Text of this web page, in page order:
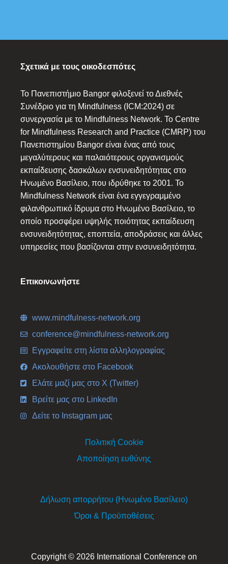
Σχετικά με τους οικοδεσπότες
Το Πανεπιστήμιο Bangor φιλοξενεί το Διεθνές
Συνέδριο για τη Mindfulness (ICM:2024) σε
συνεργασία με το Mindfulness Network. Το Centre
for Mindfulness Research and Practice (CMRP) του
Πανεπιστημίου Bangor είναι ένας από τους
μεγαλύτερους και παλαιότερους οργανισμούς
εκπαίδευσης δασκάλων ενσυνειδητότητας στο
Ηνωμένο Βασίλειο, που ιδρύθηκε το 2001. Το
Mindfulness Network είναι ένα εγγεγραμμένο
φιλανθρωπικό ίδρυμα στο Ηνωμένο Βασίλειο, το
οποίο προσφέρει υψηλής ποιότητας εκπαίδευση
ενσυνειδητότητας, εποπτεία, αποδράσεις και άλλες
υπηρεσίες που βασίζονται στην ενσυνειδητότητα.
Επικοινωνήστε
www.mindfulness-network.org
conference@mindfulness-network.org
Εγγραφείτε στη λίστα αλληλογραφίας
Ακολουθήστε στο Facebook
Ελάτε μαζί μας στο X (Twitter)
Βρείτε μας στο LinkedIn
Δείτε το Instagram μας
Πολιτική Cookie
Αποποίηση ευθύνης
Δήλωση απορρήτου (Ηνωμένο Βασίλειο)
Όροι & Προϋποθέσεις
Copyright © 2026 International Conference on